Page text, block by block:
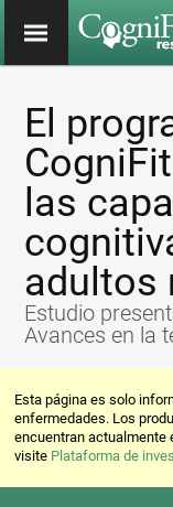
El
las
adultos
Estudio
Avances en la
Esta página es solo
enfermedades. Los
encuentran actualmente
visite Plataforma de